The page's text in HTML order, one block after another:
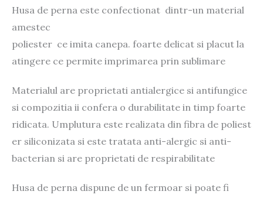
Husa de perna este confectionat dintr-un material
amestec
poliester ce imita canepa. foarte delicat si placut la
atingere ce permite imprimarea prin sublimare
Materialul are proprietati antialergice si antifungice
si compozitia ii confera o durabilitate in timp foarte
ridicata. Umplutura este realizata din fibra de poliest
er siliconizata si este tratata anti-alergic si anti-
bacterian si are proprietati de respirabilitate
Husa de perna dispune de un fermoar si poate fi